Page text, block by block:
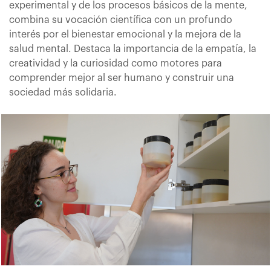
experimental y de los procesos básicos de la mente,
combina su vocación científica con un profundo
interés por el bienestar emocional y la mejora de la
salud mental. Destaca la importancia de la empatía, la
creatividad y la curiosidad como motores para
comprender mejor al ser humano y construir una
sociedad más solidaria.